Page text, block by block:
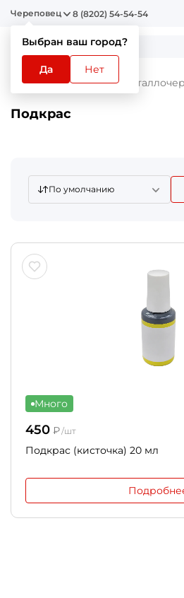
Череповец
Выбран ваш город?
Да Нет
8 (8202) 54-54-54
Главная Каталог
Подкрас
По умолчанию
Много
450 ₽/шт
Подкрас (кисточка) 20 мл